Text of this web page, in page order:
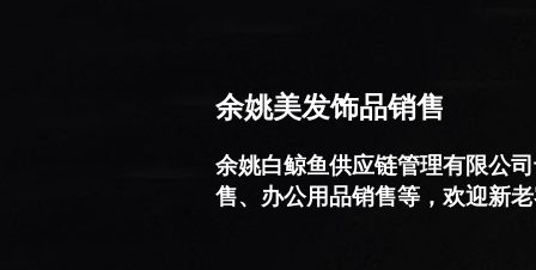
余姚美发饰品销售
余姚白鲸鱼供应链管理有限公
售、办公用品销售等，欢迎新